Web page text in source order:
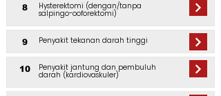
8 Hysterektomi (dengan/tanpa
salpingo-ooforektomi)
9 Penyakit tekanan darah tinggi
10 Penyakit jantung dan pembuluh
darah (kardiovaskuler)